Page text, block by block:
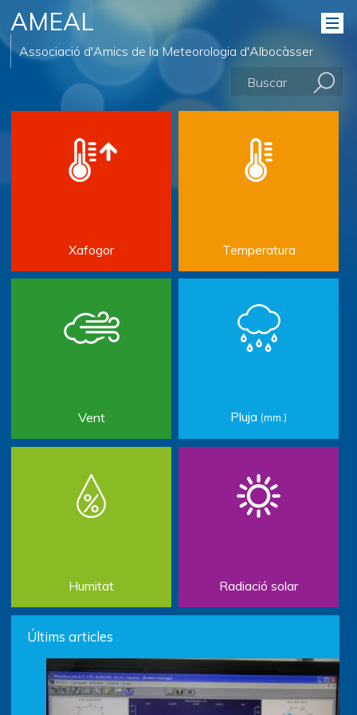
AMEAL
Associació d'Amics de la Meteorologia d'Albocàsser
Xafogor Temperatura
Vent Pluja (mm.)
Humitat Radiació solar
Últims articles